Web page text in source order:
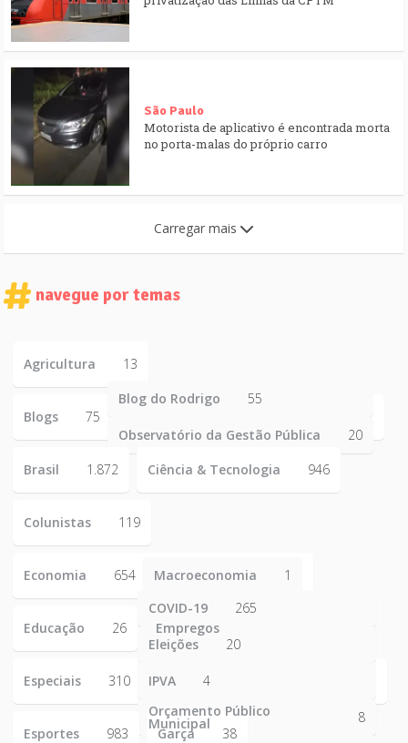
São Paulo
Motorista de aplicativo é encontrada morta
no porta-malas do próprio carro
Carregar mais
navegue por temas
Agricultura 13
Blogs 75
Blog do Rodrigo 55
Observatório da Gestão Pública
20
Brasil
1.872 Ciência & Tecnologia 946
Colunistas 119
Economia 654 Macroeconomia 1
Educação 26 Empregos
Especiais 310
COVID-19 265
Eleições 20
IPVA
4
Orçamento Público
Municipal 8
Esportes 983 Garça 38